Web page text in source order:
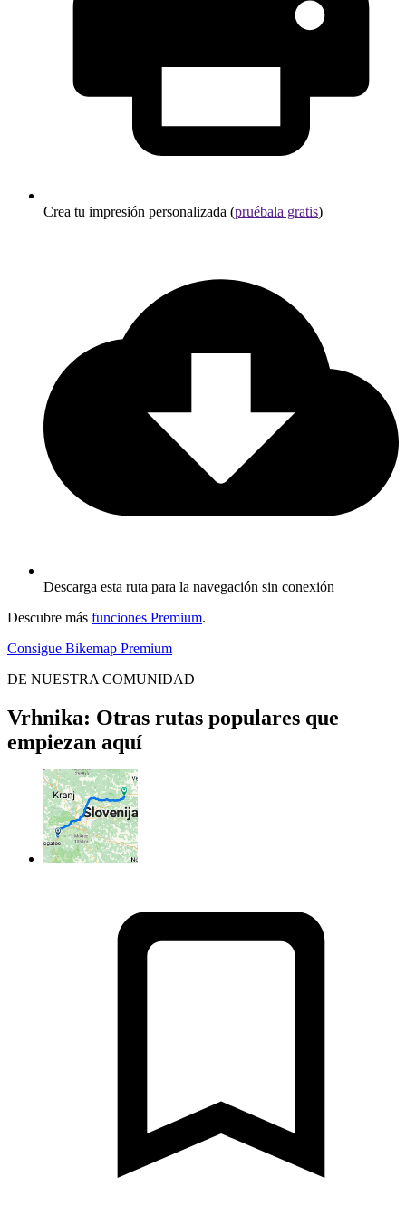
Crea tu impresión personalizada (pruébala gratis)
Descarga esta ruta para la navegación sin conexión
Descubre más funciones Premium.
Consigue Bikemap Premium
DE NUESTRA COMUNIDAD
Vrhnika: Otras rutas populares que
empiezan aquí